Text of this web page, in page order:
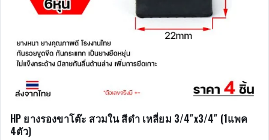
HP ยางรองขาโต๊ะ สวมใน สีดำ เหลี่ยม 3/4″x3/4″ (1แพค
4ตัว)